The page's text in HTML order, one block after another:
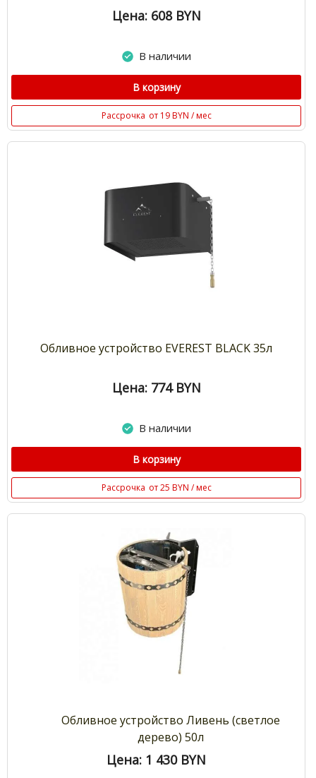
Цена: 608 BYN
В наличии
В корзину
Рассрочка от 19 BYN / мес
Обливное устройство EVEREST BLACK 35л
Цена: 774 BYN
В наличии
В корзину
Рассрочка от 25 BYN / мес
Обливное устройство Ливень (светлое
дерево) 50л
Цена: 1 430 BYN